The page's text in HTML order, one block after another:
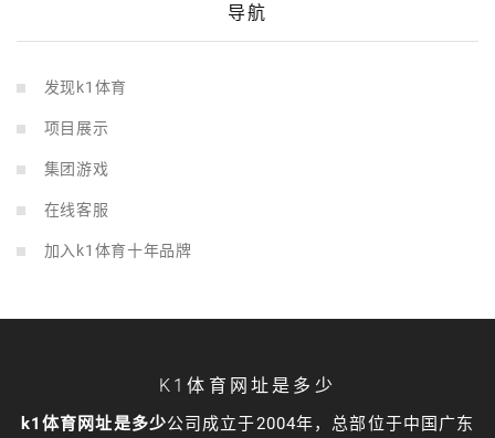
导航
发现k1体育
项目展示
集团游戏
在线客服
加入k1体育十年品牌
K1体育网址是多少
k1体育网址是多少公司成立于2004年，总部位于中国广东